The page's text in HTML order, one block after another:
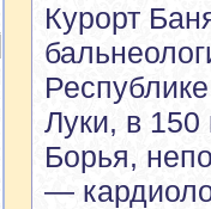
Курорт
Луки, в 150
Борья,
—